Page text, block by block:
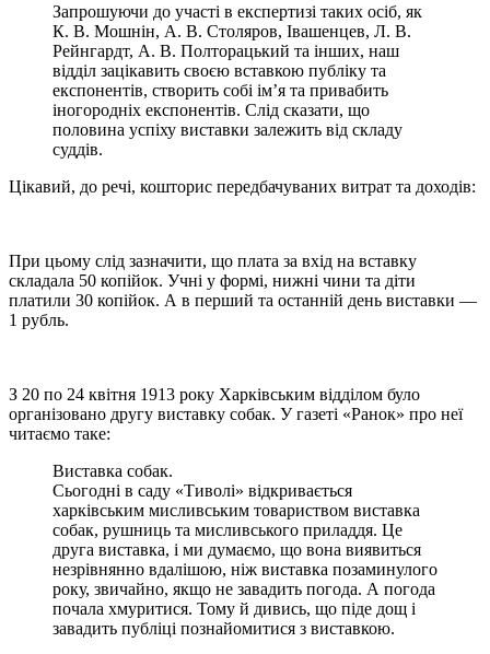
Запрошуючи до участі в експертизі таких осіб, як
К. В. Мошнін, А. В. Столяров, Івашенцев, Л. В.
Рейнгардт, А. В. Полторацький та інших, наш
відділ зацікавить своєю вставкою публіку та
експонентів, створить собі ім’я та привабить
іногородніх експонентів. Слід сказати, що
половина успіху виставки залежить від складу
суддів.
Цікавий, до речі, кошторис передбачуваних витрат та доходів:
При цьому слід зазначити, що плата за вхід на вставку
складала 50 копійок. Учні у формі, нижні чини та діти
платили 30 копійок. А в перший та останній день виставки ―
1 рубль.
З 20 по 24 квітня 1913 року Харківським відділом було
організовано другу виставку собак. У газеті «Ранок» про неї
читаємо таке:
Виставка собак.
Сьогодні в саду «Тиволі» відкривається
харківським мисливським товариством виставка
собак, рушниць та мисливського приладдя. Це
друга виставка, і ми думаємо, що вона виявиться
незрівнянно вдалішою, ніж виставка позаминулого
року, звичайно, якщо не завадить погода. А погода
почала хмуритися. Тому й дивись, що піде дощ і
завадить публіці познайомитися з виставкою.